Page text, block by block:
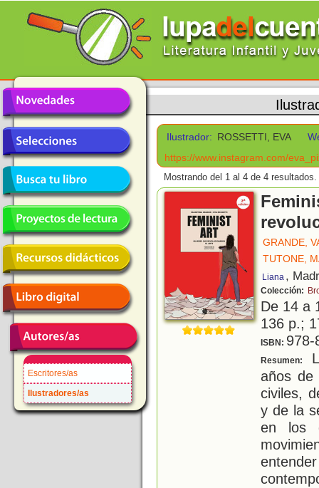
Escritores/as
Ilustradores/as
Ilustrador: ROSSETTI, EVA
https://www.instagram.com/
Mostrando del 1 al 4 de 4 resultados.
GRANDE,
TUTONE,
Liana ,
Colección:
De 14 a
136 p.;
ISBN: 978-
Resumen:
años de
civiles,
y de la
en los